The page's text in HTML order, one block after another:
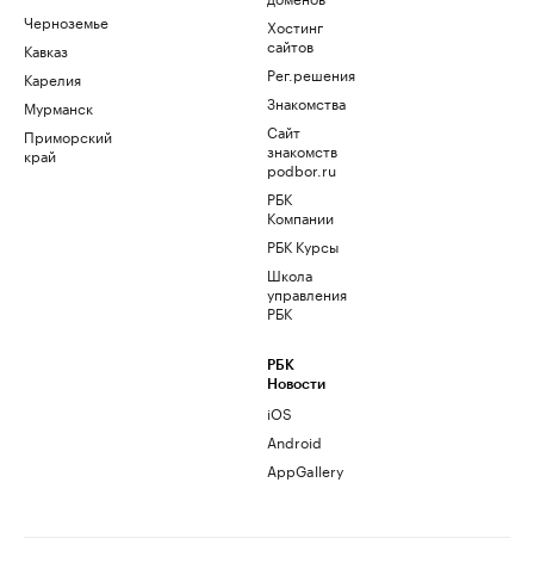
Черноземье
Кавказ
Карелия
Мурманск
Приморский
край
Хостинг
сайтов
Рег.решения
Знакомства
Сайт
знакомств
podbor.ru
РБК
Компании
РБК Курсы
Школа
управления
РБК
РБК
Новости
iOS
Android
AppGallery